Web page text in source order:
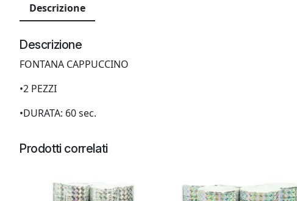
Descrizione
Descrizione
FONTANA CAPPUCCINO
•2 PEZZI
•DURATA: 60 sec.
Prodotti correlati